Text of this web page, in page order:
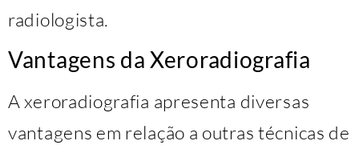
radiologista.
Vantagens da Xeroradiografia
A xeroradiografia apresenta diversas
vantagens em relação a outras técnicas de